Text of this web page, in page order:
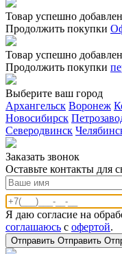
Товар успешно
Продолжить покупки
Товар успешно
Продолжить покупки
Выберите ваш город
Архангельск Воронеж
Новосибирск
Северодвинск
Заказать звонoк
Оставьте контакты для
Я даю согласие на
соглашаюсь с офертой.
Отправить Отправить